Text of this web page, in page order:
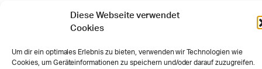
Diese Webseite verwendet
Cookies
Um dir ein optimales Erlebnis zu bieten, verwenden wir Technologien wie
Cookies, um Geräteinformationen zu speichern und/oder darauf zuzugreifen.